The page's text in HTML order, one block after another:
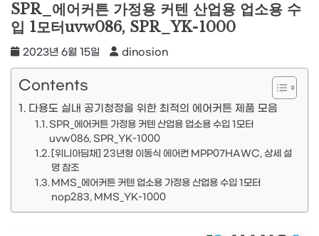
SPR_에어커튼 가정용 커텐 산업용 업소용 수
입 1모터uvw086, SPR_YK-1000
2023년 6월 15일 dinosion
Contents
다용도 실내 공기청정을 위한 최적의 에어커튼 제품 모음
SPR_에어커튼 가정용 커텐 산업용 업소용 수입 1모터
uvw086, SPR_YK-1000
[위니아딤채] 23년형 이동식 에어컨 MPP07HAWC, 상세 설
명 참조
MMS_에어커튼 커텐 업소용 가정용 산업용 수입 1모터
nop283, MMS_YK-1000